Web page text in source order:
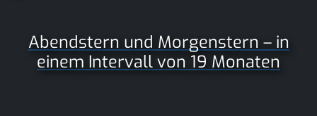
Abendstern und Morgenstern – in
einem Intervall von 19 Monaten